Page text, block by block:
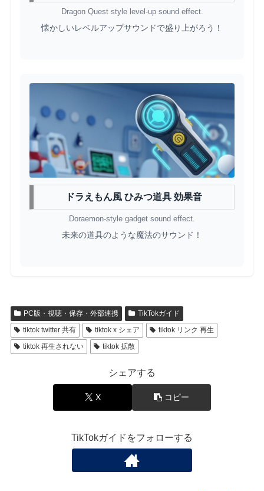
Dragon Quest style level-up sound effect.
懐かしいレベルアップサウンドで盛り上がろう！
ドラえもん風 ひみつ道具 効果音
Doraemon-style gadget sound effect.
未来の道具のような魔法のサウンド！
PC版・視聴・保存・外部連携
TikTokガイド
tiktok twitter 共有
tiktok x シェア
tiktok リンク 再生
tiktok 再生されない
tiktok 拡散
シェアする
X コピー
TikTokガイドをフォローする